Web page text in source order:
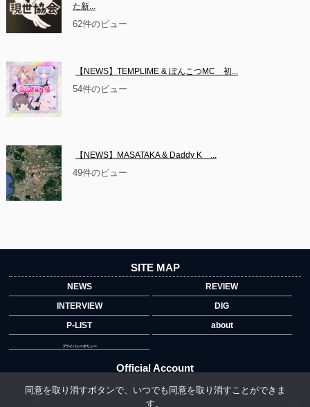
た新...
62件のビュー
【NEWS】TEMPLIME & ぽんこつMC　初...
54件のビュー
【NEWS】MASATAKA & Daddy K　...
49件のビュー
SITE MAP
NEWS
REVIEW
INTERVIEW
DIG
P-LIST
about
プライバシーポリシー
Official Account
同意を取り消すボタンで、いつでも同意を取り消すことができま
す。